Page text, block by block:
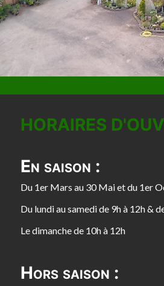
HORAIRES
En saison :
Du 1er Mars au 30 Mai et du 1er
Du lundi au samedi de 9h à 12h &
Le dimanche de 10h à 12h
Hors saison :